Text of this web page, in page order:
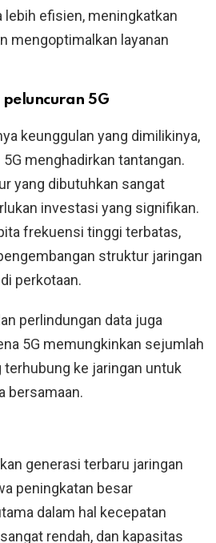
lebih efisien, meningkatkan
mengoptimalkan layanan
5G
keunggulan yang dimilikinya,
menghadirkan tantangan.
yang dibutuhkan sangat
investasi yang signifikan.
frekuensi tinggi terbatas,
struktur jaringan
perkotaan.
perlindungan data juga
5G memungkinkan sejumlah
terhubung ke jaringan untuk
bersamaan.
generasi terbaru jaringan
peningkatan besar
dalam hal kecepatan
rendah, dan kapasitas